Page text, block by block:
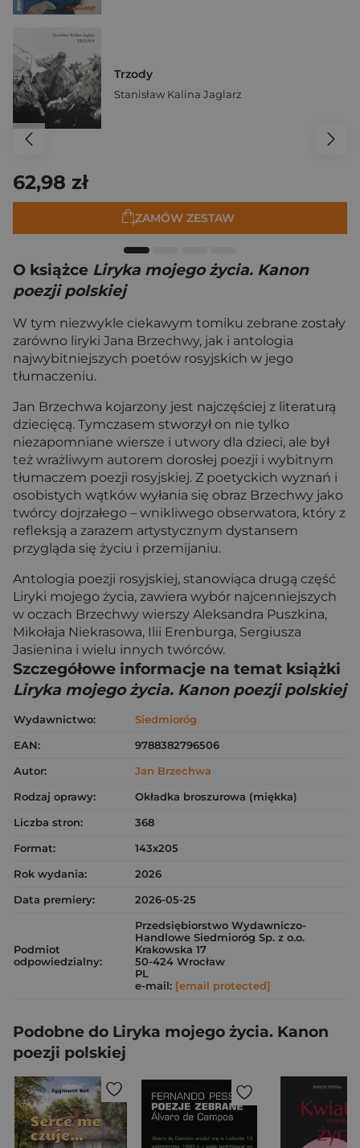
Trzody
Stanisław Kalina Jaglarz
62,98 zł
ZAMÓW ZESTAW
O książce Liryka mojego życia. Kanon
poezji polskiej
W tym niezwykle ciekawym tomiku zebrane zostały
zarówno liryki Jana Brzechwy, jak i antologia
najwybitniejszych poetów rosyjskich w jego
tłumaczeniu.
Jan Brzechwa kojarzony jest najczęściej z literaturą
dziecięcą. Tymczasem stworzył on nie tylko
niezapomniane wiersze i utwory dla dzieci, ale był
też wrażliwym autorem dorosłej poezji i wybitnym
tłumaczem poezji rosyjskiej. Z poetyckich wyznań i
osobistych wątków wyłania się obraz Brzechwy jako
twórcy dojrzałego – wnikliwego obserwatora, który z
refleksją a zarazem artystycznym dystansem
przygląda się życiu i przemijaniu.
Antologia poezji rosyjskiej, stanowiąca drugą część
Liryki mojego życia, zawiera wybór najcenniejszych
w oczach Brzechwy wierszy Aleksandra Puszkina,
Mikołaja Niekrasowa, Ilii Erenburga, Sergiusza
Jasienina i wielu innych twórców.
Szczegółowe informacje na temat książki
Liryka mojego życia. Kanon poezji polskiej
Wydawnictwo:
Siedmioróg
EAN:
9788382796506
Autor:
Jan Brzechwa
Rodzaj oprawy:
Okładka broszurowa (miękka)
Liczba stron:
368
Format:
143x205
Rok wydania:
2026
Data premiery:
2026-05-25
Podmiot
odpowiedzialny:
Przedsiębiorstwo Wydawniczo-
Handlowe Siedmioróg Sp. z o.o.
Krakowska 17
50-424 Wrocław
PL
e-mail: [email protected]
Podobne do Liryka mojego życia. Kanon
poezji polskiej